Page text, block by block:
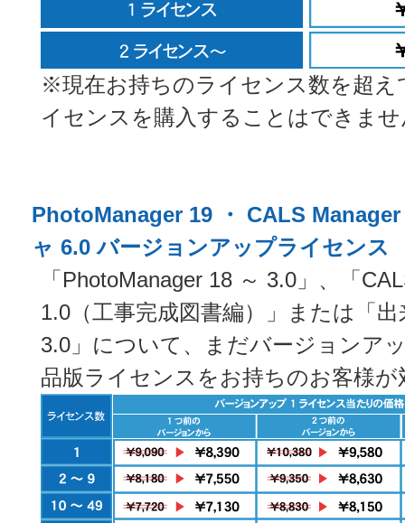
※現在お持ちのライセンス数を超
イセンスを購入することはできま
PhotoManager 19 ・ CALS
ャ 6.0 バージョンアップライセンス
「PhotoManager 18 ～ 3.0」、「
1.0（工事完成図書編）」または「
3.0」について、まだバージョンア
品版ライセンスをお持ちのお客様が